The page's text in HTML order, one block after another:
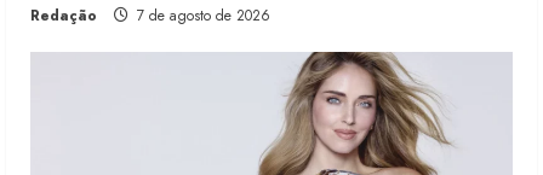
Redação 7 de agosto de 2026